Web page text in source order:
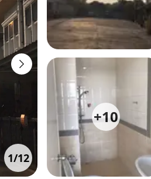
1/12
+10